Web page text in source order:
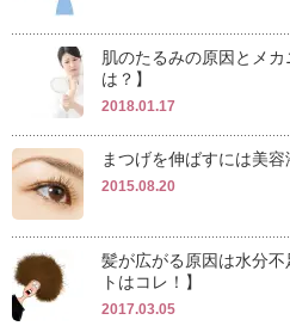
肌のたるみの原因とメ
は？】
2018.01.17
まつげを伸ばすには美容
2015.08.20
髪が広がる原因は水分
トはコレ！】
2017.03.05